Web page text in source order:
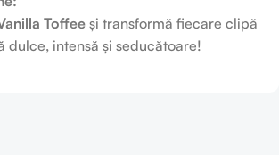
Toffee și transformă fiecare clipă
dulce, intensă și seducătoare!